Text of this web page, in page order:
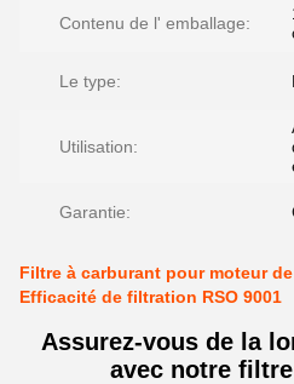
Contenu de l' emballage:
Le type:
Utilisation:
Garantie:
Filtre à carburant pour moteur
Efficacité de filtration RSO 9001
Assurez-vous de la
avec notre